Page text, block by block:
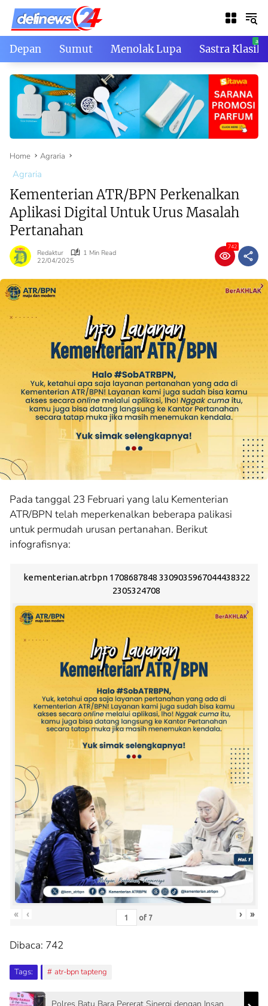
Skip
content
Depan Sumut Menolak Lupa Sastra Klasik
Home Agraria
Agraria
Kementerian ATR/BPN Perkenalkan
Aplikasi Digital Untuk Urus Masalah
Pertanahan
Redaktur
1 Min Read
22/04/2025
742
Pada tanggal 23 Februari yang lalu Kementerian
ATR/BPN telah meperkenalkan beberapa palikasi
untuk permudah urusan pertanahan. Berikut
infografisnya:
kementerian.atrbpn 1708687848 3309035967044438322
2305324708
« ‹ of 7 › »
Dibaca: 742
Tags: atr-bpn tapteng